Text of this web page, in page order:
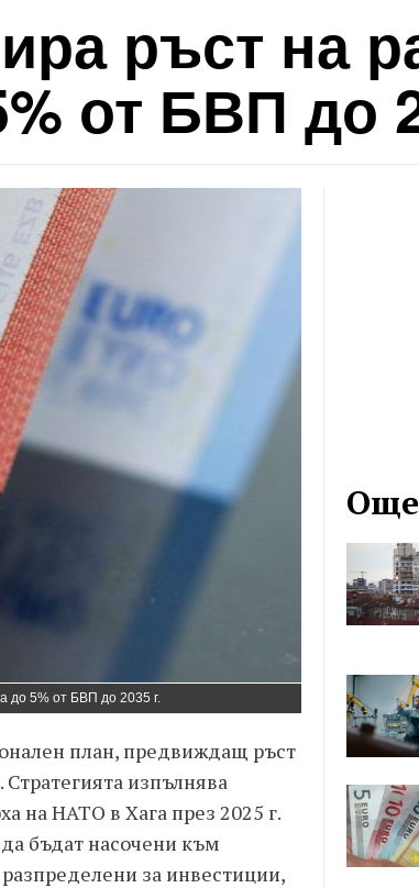
ръст на
от БВП до
до 5% от БВП до 2035 г.
план, предвиждащ ръст
изпълнява
на НАТО в Хага през 2025 г.
бъдат насочени към
за инвестиции,